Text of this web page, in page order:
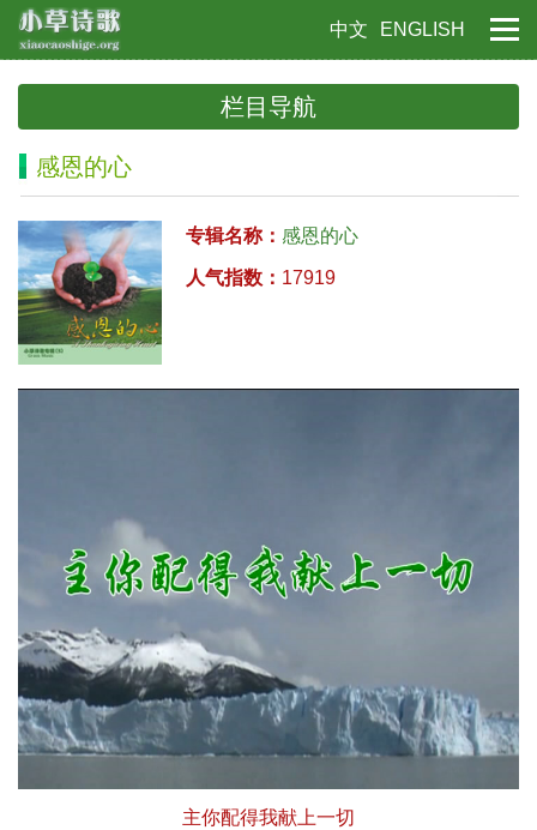
中文 ENGLISH
栏目导航
感恩的心
专辑名称： 感恩的心
人气指数： 17919
主你配得我献上一切